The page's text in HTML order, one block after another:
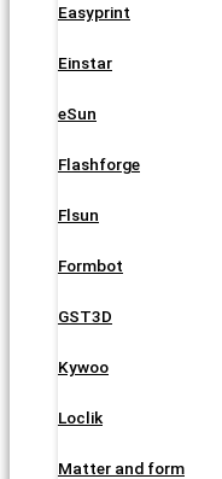
Easyprint
Einstar
eSun
Flashforge
Flsun
Formbot
GST3D
Kywoo
Loclik
Matter and form